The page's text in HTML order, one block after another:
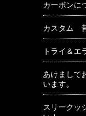
カーボンに
カスタム
トライ＆エ
あけまして
います。
スリークッ